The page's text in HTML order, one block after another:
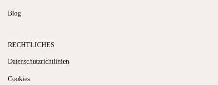
Blog
RECHTLICHES
Datenschutzrichtlinien
Cookies